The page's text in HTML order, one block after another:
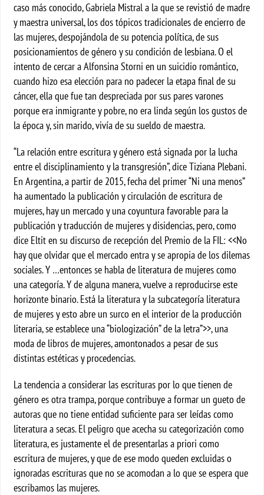
caso más conocido, Gabriela Mistral a la que se revistió de madre
y maestra universal, los dos tópicos tradicionales de encierro de
las mujeres, despojándola de su potencia política, de sus
posicionamientos de género y su condición de lesbiana. O el
intento de cercar a Alfonsina Storni en un suicidio romántico,
cuando hizo esa elección para no padecer la etapa final de su
cáncer, ella que fue tan despreciada por sus pares varones
porque era inmigrante y pobre, no era linda según los gustos de
la época y, sin marido, vivía de su sueldo de maestra.
“La relación entre escritura y género está signada por la lucha
entre el disciplinamiento y la transgresión”, dice Tiziana Plebani.
En Argentina, a partir de 2015, fecha del primer “Ni una menos”
ha aumentado la publicación y circulación de escritura de
mujeres, hay un mercado y una coyuntura favorable para la
publicación y traducción de mujeres y disidencias, pero, como
dice Eltit en su discurso de recepción del Premio de la FIL: <<No
hay que olvidar que el mercado entra y se apropia de los dilemas
sociales. Y …entonces se habla de literatura de mujeres como
una categoría. Y de alguna manera, vuelve a reproducirse este
horizonte binario. Está la literatura y la subcategoría literatura
de mujeres y esto abre un surco en el interior de la producción
literaria, se establece una “biologización” de la letra”>>, una
moda de libros de mujeres, amontonados a pesar de sus
distintas estéticas y procedencias.
La tendencia a considerar las escrituras por lo que tienen de
género es otra trampa, porque contribuye a formar un gueto de
autoras que no tiene entidad suficiente para ser leídas como
literatura a secas. El peligro que acecha su categorización como
literatura, es justamente el de presentarlas a priori como
escritura de mujeres, y que de ese modo queden excluidas o
ignoradas escrituras que no se acomodan a lo que se espera que
escribamos las mujeres.